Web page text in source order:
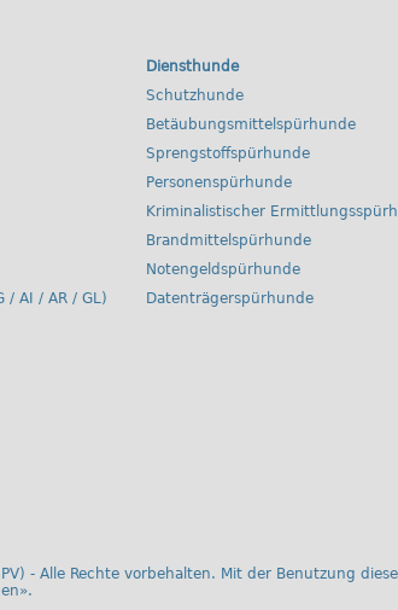
/ AI / AR / GL)
Diensthunde
Schutzhunde
Betäubungsmittelspürhunde
Sprengstoffspürhunde
Personenspürhunde
Kriminalistischer
Brandmittelspürhunde
Notengeldspürhunde
Datenträgerspürhunde
- Alle Rechte vorbehalten. Mit der Benutzung
».